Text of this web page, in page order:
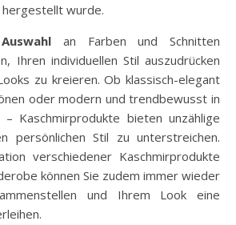
wurde.
an Farben und Schnitten
Ihren individuellen Stil auszudrücken
zu kreieren. Ob klassisch-elegant
oder modern und trendbewusst in
– Kaschmirprodukte bieten unzählige
persönlichen Stil zu unterstreichen.
verschiedener Kaschmirprodukte
können Sie zudem immer wieder
und Ihrem Look eine